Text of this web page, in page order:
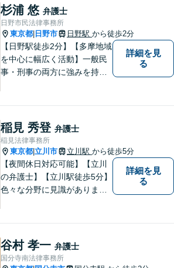
とつの問題に真剣に向き合
い、最善の解決を目指しま
す。
杉浦 悠 弁護士
日野市民法律事務所
東京都 日野市 日野駅 から徒歩2分
【日野駅徒歩2分】【多摩地域
を中心に幅広く活動】一般民
事・刑事の両方に強みを持つ
です。まずはお気軽にご相談
ください。【子連れ相談OK】
詳細を見
る
稲見 秀登 弁護士
稲見法律事務所
東京都 立川市 立川駅 から徒歩5分
【夜間休日対応可能】【立川
の弁護士】【立川駅徒歩5分】
色々な分野に見識がありま
詳細を見
る
谷村 孝一 弁護士
国分寺南法律事務所